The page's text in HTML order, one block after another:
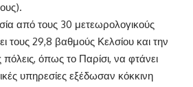
από τους 30 μετεωρολογικούς
τους 29,8 βαθμούς Κελσίου και την
όπως το Παρίσι, να φτάνει
υπηρεσίες εξέδωσαν κόκκινη